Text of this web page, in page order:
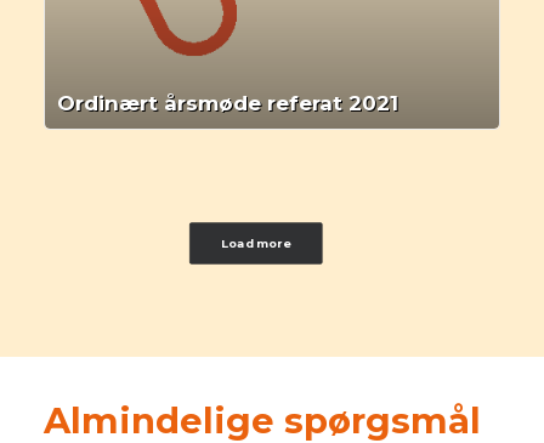
Ordinært årsmøde referat 2021
Load more
Almindelige spørgsmål